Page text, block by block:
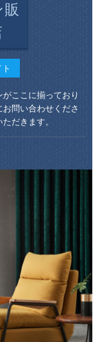
ここに揃っており
問い合わせくださ
だきます。